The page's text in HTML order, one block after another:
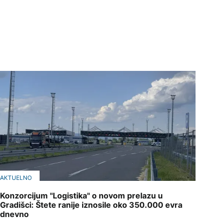
AKTUELNO
Konzorcijum "Logistika" o novom prelazu u
Gradišci: Štete ranije iznosile oko 350.000 evra
dnevno